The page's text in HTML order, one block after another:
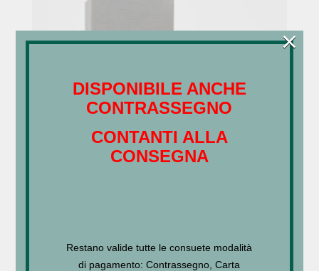
–€120,00
DISPONIBILE ANCHE
CONTRASSEGNO
CONTANTI ALLA
CONSEGNA
Restano valide tutte le consuete modalità
di pagamento: Contrassegno, Carta
×